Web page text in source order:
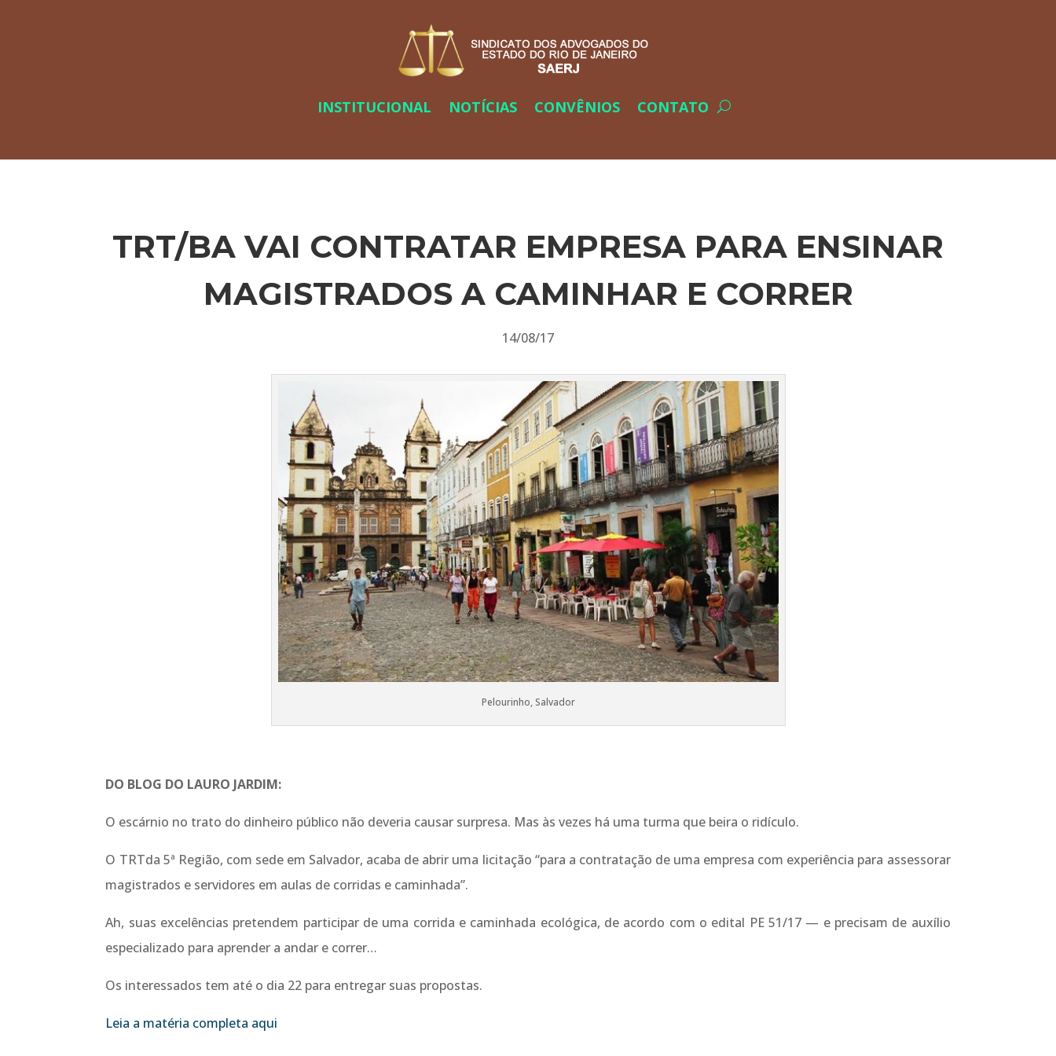
INSTITUCIONAL NOTÍCIAS CONVÊNIOS CONTATO
TRT/BA VAI CONTRATAR EMPRESA PARA ENSINAR
MAGISTRADOS A CAMINHAR E CORRER
14/08/17
Pelourinho, Salvador
DO BLOG DO LAURO JARDIM:
O escárnio no trato do dinheiro público não deveria causar surpresa. Mas às vezes há uma turma que beira o ridículo.
O TRTda 5ª Região, com sede em Salvador, acaba de abrir uma licitação “para a contratação de uma empresa com experiência para assessorar
magistrados e servidores em aulas de corridas e caminhada”.
Ah, suas excelências pretendem participar de uma corrida e caminhada ecológica, de acordo com o edital PE 51/17 — e precisam de auxílio
especializado para aprender a andar e correr…
Os interessados tem até o dia 22 para entregar suas propostas.
Leia a matéria completa aqui